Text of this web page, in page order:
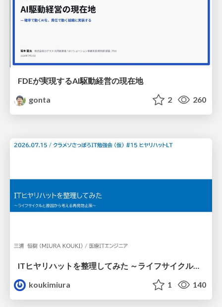
FDEが実現するAI駆動経営の現在地
gonta
2 260
ITヒヤリハットを整理してみた ～ライフサイクルと原因から考える再発防止策～
koukimiura
1 140